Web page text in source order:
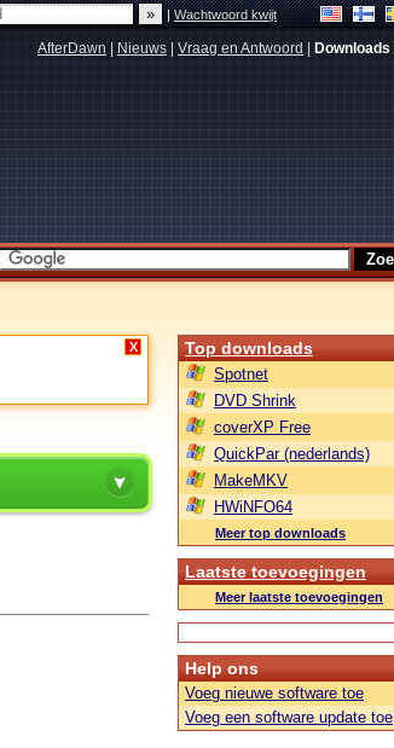
|Wachtwoord kwijt
AfterDawn Nieuws Vraag en Antwoord Downloads
X Top downloads
Spotnet
DVD Shrink
coverXP Free
QuickPar (nederlands)
MakeMKV
HWiNFO64
Meer top downloads
Laatste toevoegingen
Meer laatste toevoegingen
Help ons
Voeg nieuwe software toe
Voeg een software update toe